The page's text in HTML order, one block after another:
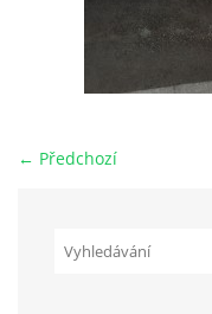
MÍSTO PRO VAŠE
← Předchozí